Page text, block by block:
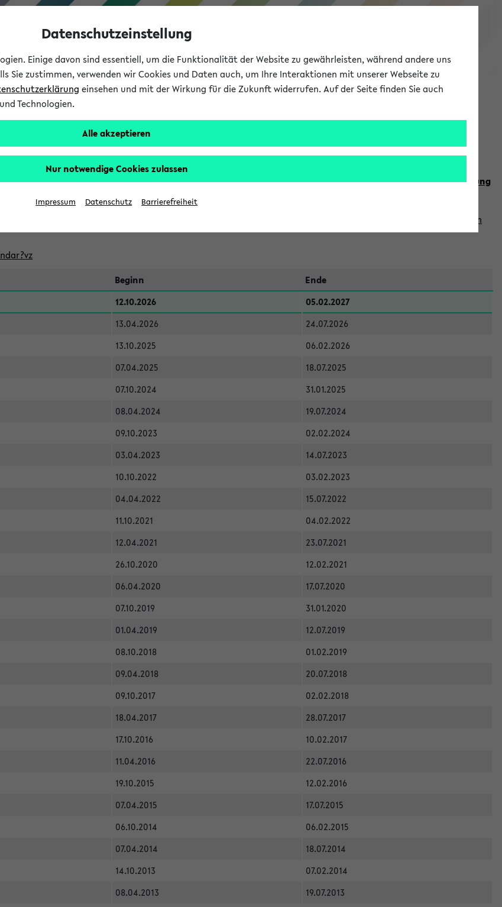
eKVV
Semester im eKVV
Sie für Ihre Sitzung auswählen möchten. Bitte beachten Sie auch die weiteren Termine imKalender der Lehrplanung
finden
Beginn
Ende
12.10.2026
05.02.2027
13.04.2026
24.07.2026
13.10.2025
06.02.2026
07.04.2025
18.07.2025
07.10.2024
31.01.2025
08.04.2024
19.07.2024
09.10.2023
02.02.2024
03.04.2023
14.07.2023
10.10.2022
03.02.2023
04.04.2022
15.07.2022
11.10.2021
04.02.2022
12.04.2021
23.07.2021
26.10.2020
12.02.2021
06.04.2020
17.07.2020
07.10.2019
31.01.2020
01.04.2019
12.07.2019
08.10.2018
01.02.2019
09.04.2018
20.07.2018
09.10.2017
02.02.2018
18.04.2017
28.07.2017
17.10.2016
10.02.2017
11.04.2016
22.07.2016
19.10.2015
12.02.2016
07.04.2015
17.07.2015
06.10.2014
06.02.2015
07.04.2014
18.07.2014
14.10.2013
07.02.2014
08.04.2013
19.07.2013
Datenschutzeinstellung
Einige davon sind essentiell, um die Funktionalität der Website zu gewährleisten, während andere uns
Sie zustimmen, verwenden wir Cookies und Daten auch, um Ihre Interaktionen mit unserer Webseite zu
einsehen und mit der Wirkung für die Zukunft widerrufen. Auf der Seite finden Sie auch
Technologien.
Alle akzeptieren
Nur notwendige Cookies zulassen
Impressum Datenschutz Barrierefreiheit